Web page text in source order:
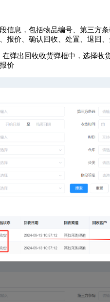
信息，包括物品编号、第三方
报价、确认回收、处置、退回
弹出回收收货弹框中，选择收
价